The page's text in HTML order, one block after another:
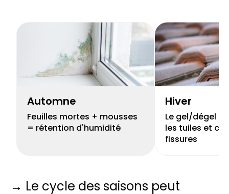
Automne
Feuilles mortes + mousses
= rétention d'humidité
Hiver
Le gel/dégel
les tuiles et
fissures
→ Le cycle des saisons peut